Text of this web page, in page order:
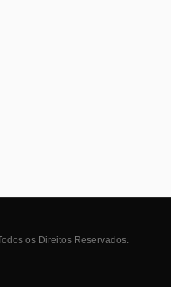
os Direitos Reservados.